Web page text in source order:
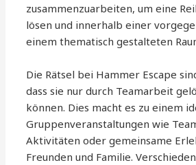
zusammenzuarbeiten, um eine
lösen und innerhalb einer
einem thematisch gestalteten
Die Rätsel bei Hammer Escape
dass sie nur durch Teamarbeit
können. Dies macht es zu einem
Gruppenveranstaltungen wie
Aktivitäten oder gemeinsame
Freunden und Familie.